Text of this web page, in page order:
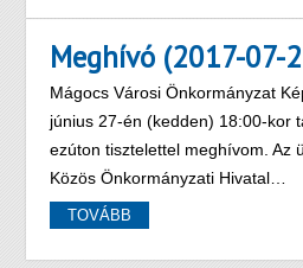
Meghívó (2017-07-
Mágocs Városi Önkormányzat
június 27-én (kedden) 18:00-kor
ezúton tisztelettel meghívom. Az
Közös Önkormányzati Hivatal…
TOVÁBB